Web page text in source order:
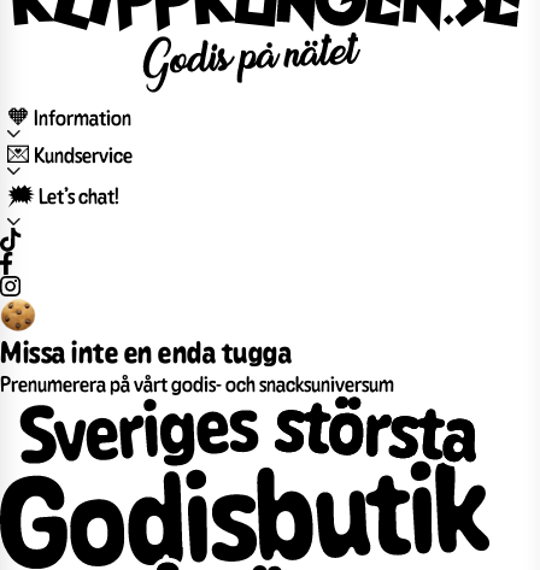
🧡 Information
💌 Kundservice
🗯️ Let’s chat!
Missa inte en enda tugga
Prenumerera på vårt godis- och snacksuniversum